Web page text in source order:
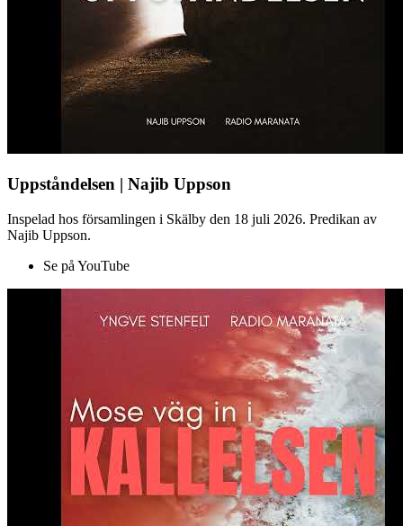
Uppståndelsen | Najib Uppson
Inspelad hos församlingen i Skälby den 18 juli 2026. Predikan av
Najib Uppson.
Se på YouTube